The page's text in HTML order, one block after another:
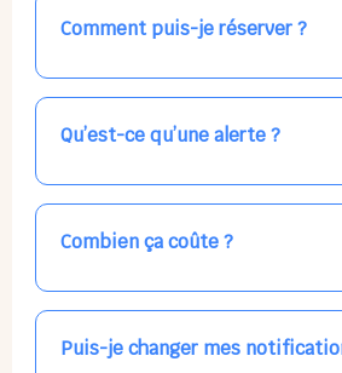
Comment puis-je réserver ?
Nos places libres au quotidien sont
jour dans le calendrier ci-dessus, EN
celle qui vous intéresse, choisissez
confirmation est immédiate ! Vos
Qu’est-ce qu’une alerte ?
Vous avez besoin d'une solution
date précise, ou pour un jour
mais les places disponibles EN
pas ? Créez une alerte ponctuelle
Combien ça coûte ?
Votre accueil est normalement
de la crèche, en fin de mois, selon
habituel. N'hésitez pas à confirmer
l'équipe lors de la prochaine visite !
Puis-je changer mes